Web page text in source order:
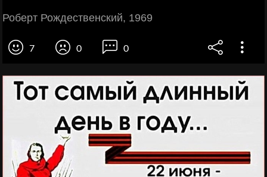
Роберт Рождественский, 1969
7 0 0